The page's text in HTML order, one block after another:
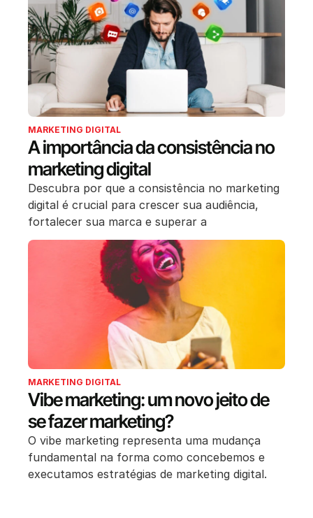
MARKETING DIGITAL
A importância da consistência no
marketing digital
Descubra por que a consistência no marketing
digital é crucial para crescer sua audiência,
fortalecer sua marca e superar a
MARKETING DIGITAL
Vibe marketing: um novo jeito de
se fazer marketing?
O vibe marketing representa uma mudança
fundamental na forma como concebemos e
executamos estratégias de marketing digital.